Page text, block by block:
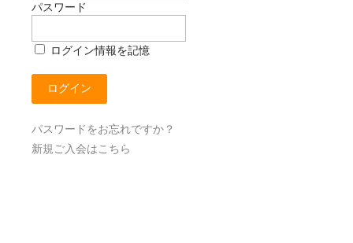
パスワード
ログイン情報を記憶
パスワードをお忘れですか？
新規ご入会はこちら